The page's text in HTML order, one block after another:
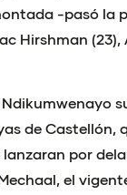
-pasó la
Hirshman (23),
de Castellón,
por
el